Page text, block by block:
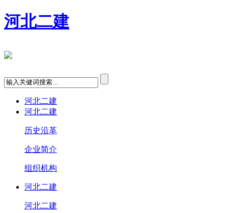
河北二建
河北二建
河北二建
历史沿革
企业简介
组织机构
河北二建
河北二建